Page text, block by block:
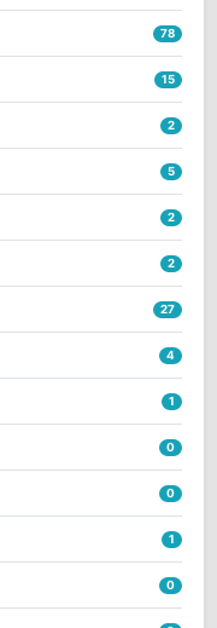
78
15
2
5
2
2
27
4
1
0
0
1
0